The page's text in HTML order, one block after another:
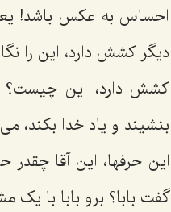
احساس به عکس باشد!
دیگر کشش دارد، این را
کشش دارد، این
بنشیند و یاد خدا بکند،
این حرفها، این آقا
گفت بابا؟ برو بابا با